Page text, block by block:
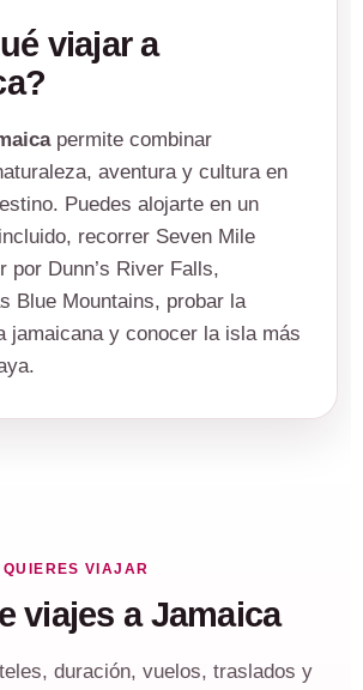
viajar a
permite combinar
aventura y cultura en
Puedes alojarte en un
recorrer Seven Mile
por Dunn’s River Falls,
Blue Mountains, probar la
jamaicana y conocer la isla más
VIAJAR
viajes a Jamaica
duración, vuelos, traslados y